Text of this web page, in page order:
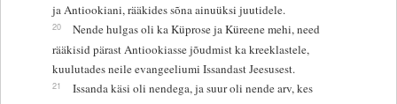
ja Antiookiani, rääkides sõna ainuüksi juutidele.
20
Nende hulgas oli ka Küprose ja Küreene mehi, need
rääkisid pärast Antiookiasse jõudmist ka kreeklastele,
kuulutades neile evangeeliumi Issandast Jeesusest.
21
Issanda käsi oli nendega, ja suur oli nende arv, kes